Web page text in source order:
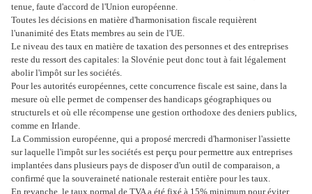
tenue, faute d'accord de l'Union européenne.
Toutes les décisions en matière d'harmonisation fiscale requièrent
l'unanimité des Etats membres au sein de l'UE.
Le niveau des taux en matière de taxation des personnes et des entreprises
reste du ressort des capitales: la Slovénie peut donc tout à fait légalement
abolir l'impôt sur les sociétés.
Pour les autorités européennes, cette concurrence fiscale est saine, dans la
mesure où elle permet de compenser des handicaps géographiques ou
structurels et où elle récompense une gestion orthodoxe des deniers publics,
comme en Irlande.
La Commission européenne, qui a proposé mercredi d'harmoniser l'assiette
sur laquelle l'impôt sur les sociétés est perçu pour permettre aux entreprises
implantées dans plusieurs pays de disposer d'un outil de comparaison, a
confirmé que la souveraineté nationale resterait entière pour les taux.
En revanche, le taux normal de TVA a été fixé à 15% minimum pour éviter